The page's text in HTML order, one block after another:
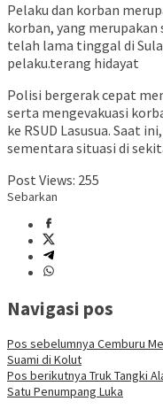
Pelaku dan korban
korban, yang merupakan
telah lama tinggal di
pelaku.terang hidayat
Polisi bergerak cepat
serta mengevakuasi
ke RSUD Lasusua. Saat
sementara situasi di
Post Views: 255
Sebarkan
Navigasi pos
Pos sebelumnya Cemburu
Suami di Kolut
Pos berikutnya Truk Tangki
Satu Penumpang Luka